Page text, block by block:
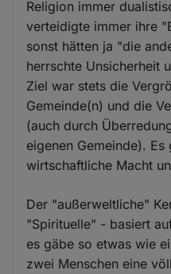
Religion immer
verteidigte immer ihre
sonst hätten ja "die
herrschte Unsicherheit
Ziel war stets die
Gemeinde(n) und die
(auch durch
eigenen Gemeinde).
wirtschaftliche Macht
Der "außerweltliche"
"Spirituelle" - basiert
es gäbe so etwas wie
zwei Menschen eine